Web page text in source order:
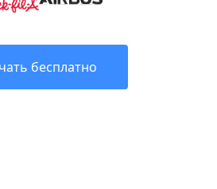
бесплатно